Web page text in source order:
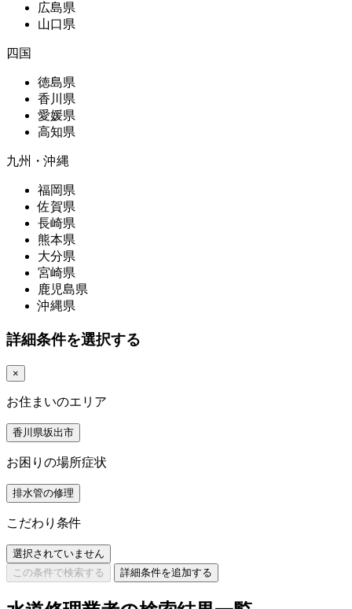
広島県
山口県
四国
徳島県
香川県
愛媛県
高知県
九州・沖縄
福岡県
佐賀県
長崎県
熊本県
大分県
宮崎県
鹿児島県
沖縄県
詳細条件を選択する
×
お住まいのエリア
香川県坂出市
お困りの場所症状
排水管の修理
こだわり条件
選択されていません
この条件で検索する
詳細条件を追加する